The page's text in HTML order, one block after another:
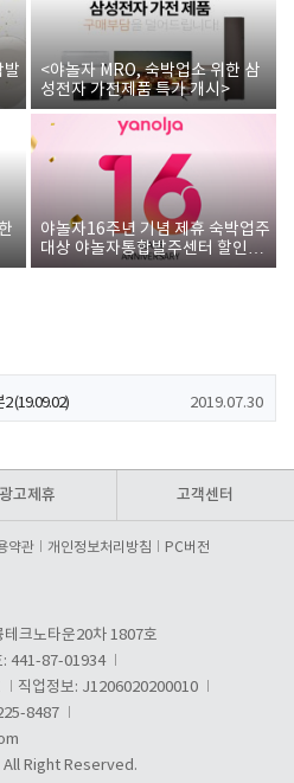
발
<야놀자 MRO, 숙박업소 위한 삼
성전자 가전제품 특가 개시>
야놀자16주년 기념 제휴 숙박업주
대상 야놀자통합발주센터 할인쿠
폰 증정
(19.09.02) 2019.07.30
광고제휴 고객센터
약관 개인정보처리방침 PC버전
크노타운20차 1807호
: 441-87-01934
직업정보: J1206020200010
8487
Right Reserved.